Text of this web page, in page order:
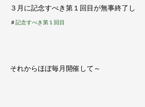
３月に記念すべき第１回目が無事終了し
＃記念すべき第１回目
それからほぼ毎月開催して～